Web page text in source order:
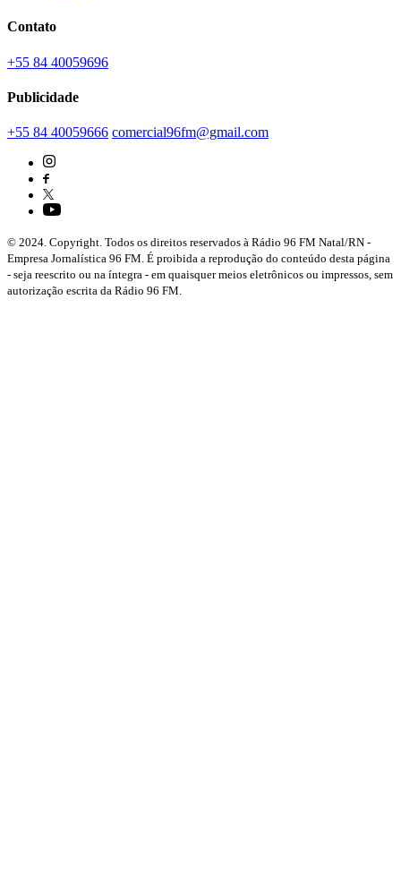
Contato
+55 84 40059696
Publicidade
+55 84 40059666 comercial96fm@gmail.com
© 2024. Copyright. Todos os direitos reservados à Rádio 96 FM Natal/RN -
Empresa Jornalística 96 FM. É proibida a reprodução do conteúdo desta página
- seja reescrito ou na íntegra - em quaisquer meios eletrônicos ou impressos, sem
autorização escrita da Rádio 96 FM.